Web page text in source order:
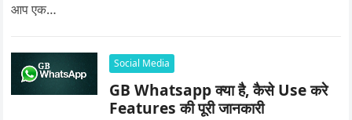
आप एक…
Social Media
GB Whatsapp क्या है, कैसे Use करे
Features की पूरी जानकारी